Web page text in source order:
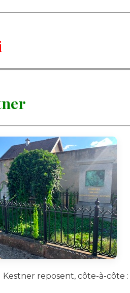
Kestner reposent, côte-à-côte :